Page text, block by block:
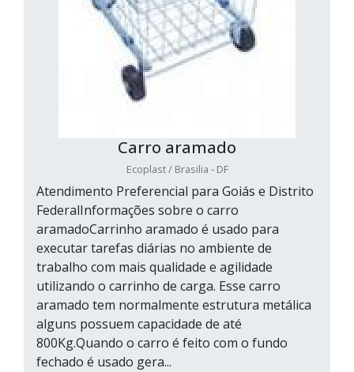
Carro aramado
Ecoplast / Brasilia - DF
Atendimento Preferencial para Goiás e Distrito
FederalInformações sobre o carro
aramadoCarrinho aramado é usado para
executar tarefas diárias no ambiente de
trabalho com mais qualidade e agilidade
utilizando o carrinho de carga. Esse carro
aramado tem normalmente estrutura metálica
alguns possuem capacidade de até
800Kg.Quando o carro é feito com o fundo
fechado é usado gera...